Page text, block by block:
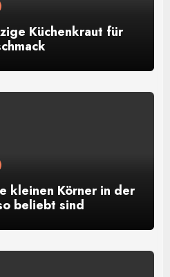
Küchenkraut für
kleinen Körner in der
beliebt sind